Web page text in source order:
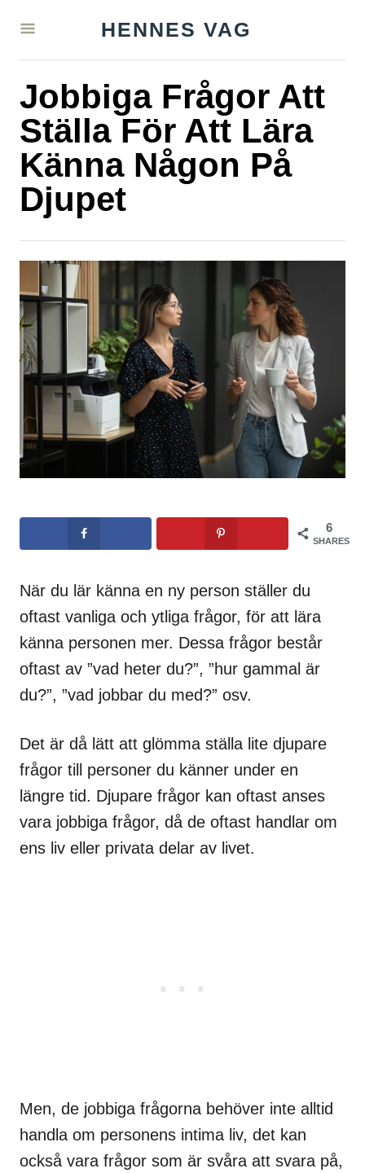
HENNES VAG
Jobbiga Frågor Att
Ställa För Att Lära
Känna Någon På
Djupet
6
SHARES
När du lär känna en ny person ställer du
oftast vanliga och ytliga frågor, för att lära
känna personen mer. Dessa frågor består
oftast av ”vad heter du?”, ”hur gammal är
du?”, ”vad jobbar du med?” osv.
Det är då lätt att glömma ställa lite djupare
frågor till personer du känner under en
längre tid. Djupare frågor kan oftast anses
vara jobbiga frågor, då de oftast handlar om
ens liv eller privata delar av livet.
Men, de jobbiga frågorna behöver inte alltid
handla om personens intima liv, det kan
också vara frågor som är svåra att svara på,